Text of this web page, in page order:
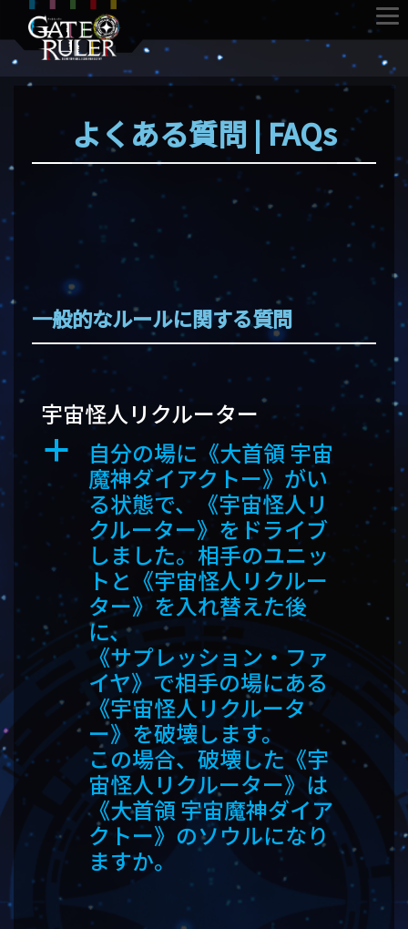
よくある質問 | FAQs
一般的なルールに関する質問
宇宙怪人リクルーター
a
自分の場に《大首領 宇宙
魔神ダイアクトー》がい
る状態で、《宇宙怪人リ
クルーター》をドライブ
しました。相手のユニッ
トと《宇宙怪人リクルー
ター》を入れ替えた後
に、
《サプレッション・ファ
イヤ》で相手の場にある
《宇宙怪人リクルータ
ー》を破壊します。
この場合、破壊した《宇
宙怪人リクルーター》は
《大首領 宇宙魔神ダイア
クトー》のソウルになり
ますか。